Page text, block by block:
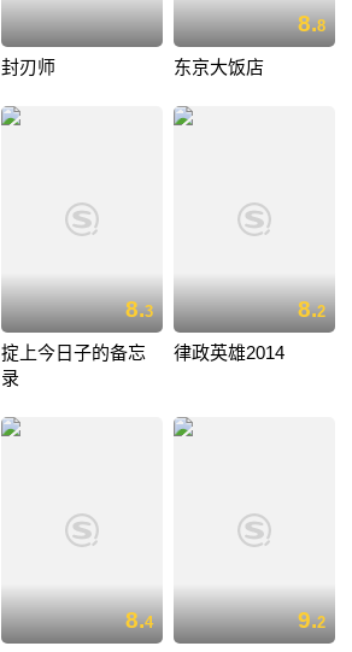
封刃师
8.8
东京大饭店
8.3
掟上今日子的备忘
录
8.2
律政英雄2014
8.4 9.2